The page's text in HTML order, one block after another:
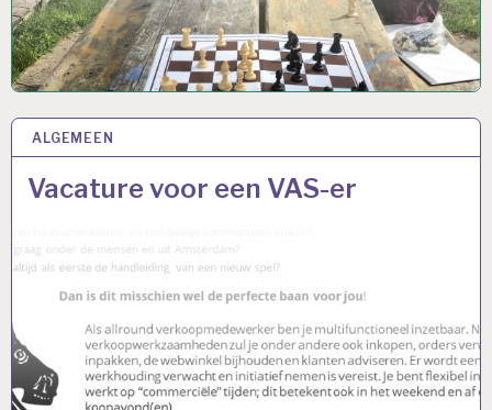
ALGEMEEN
Vacature voor een VAS-er
11 APR 2021